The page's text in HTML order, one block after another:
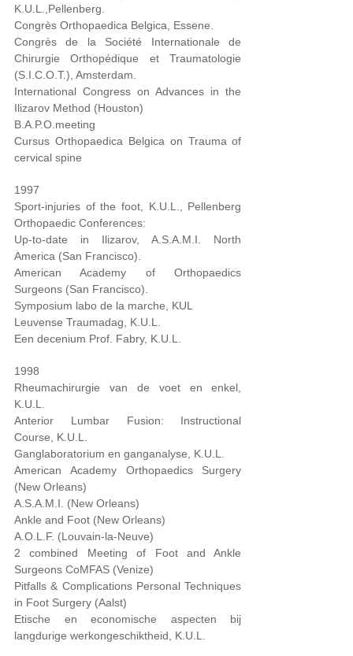
K.U.L.,Pellenberg.
Congrès Orthopaedica Belgica, Essene.
Congrès de la Société Internationale de
Chirurgie Orthopédique et Traumatologie
(S.I.C.O.T.), Amsterdam.
International Congress on Advances in the
Ilizarov Method (Houston)
B.A.P.O.meeting
Cursus Orthopaedica Belgica on Trauma of
cervical spine
1997
Sport-injuries of the foot, K.U.L., Pellenberg
Orthopaedic Conferences:
Up-to-date in Ilizarov, A.S.A.M.I. North
America (San Francisco).
American Academy of Orthopaedics
Surgeons (San Francisco).
Symposium labo de la marche, KUL
Leuvense Traumadag, K.U.L.
Een decenium Prof. Fabry, K.U.L.
1998
Rheumachirurgie van de voet en enkel,
K.U.L.
Anterior Lumbar Fusion: Instructional
Course, K.U.L.
Ganglaboratorium en ganganalyse, K.U.L.
American Academy Orthopaedics Surgery
(New Orleans)
A.S.A.M.I. (New Orleans)
Ankle and Foot (New Orleans)
A.O.L.F. (Louvain-la-Neuve)
2 combined Meeting of Foot and Ankle
Surgeons CoMFAS (Venize)
Pitfalls & Complications Personal Techniques
in Foot Surgery (Aalst)
Etische en economische aspecten bij
langdurige werkongeschiktheid, K.U.L.